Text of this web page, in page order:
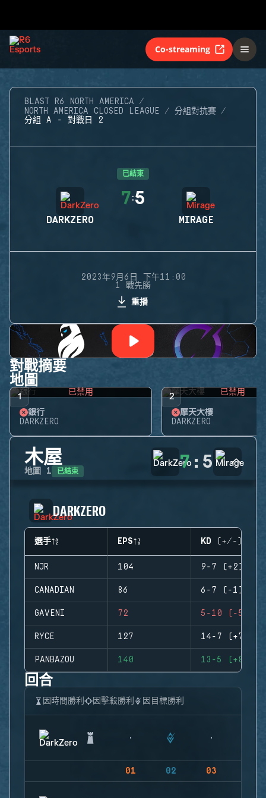
Co-streaming
BLAST R6 NORTH AMERICA
NORTH AMERICA CLOSED LEAGUE
分組對抗賽
分組 A - 對戰日 2
已結束
DARKZERO
7:5
MIRAGE
2023年9月6日 下午11:00
1 戰先勝
重播
對戰摘要
地圖
1 已禁用
銀行
DARKZERO
2 已禁用
摩天大樓
DARKZERO
木屋
地圖 1 已結束 7: 5
DARKZERO
選手 EPS KD (+/-)
NJR 104 9-7 (+2)
CANADIAN 86 6-7 (-1)
GAVENI 72 5-10 (-5)
RYCE 127 14-7 (+7)
PANBAZOU 140 13-5 (+8)
回合
因時間勝利 因擊殺勝利 因目標勝利
01 02 03